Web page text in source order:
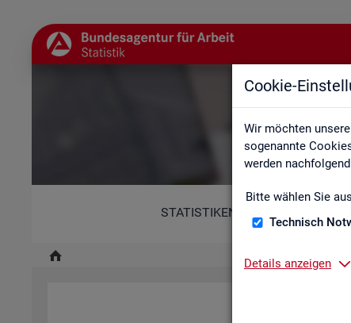
Cookie-
Wir möchten
sogenannte
werden
Bitte wählen Sie
Technisch
Details anzeigen
STATISTIKEN